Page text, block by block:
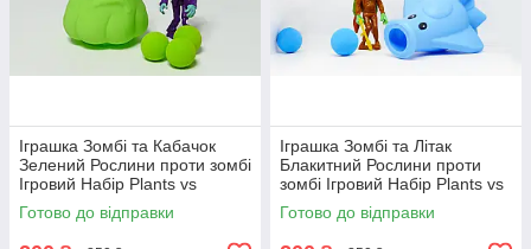
Іграшка Зомбі та Кабачок
Зелений Рослини проти зомбі
Ігровий Набір Plants vs
Zombies (00353)
Готово до відправки
Іграшка Зомбі та Літак
Блакитний Рослини проти
зомбі Ігровий Набір Plants vs
Zombies (00356)
Готово до відправки